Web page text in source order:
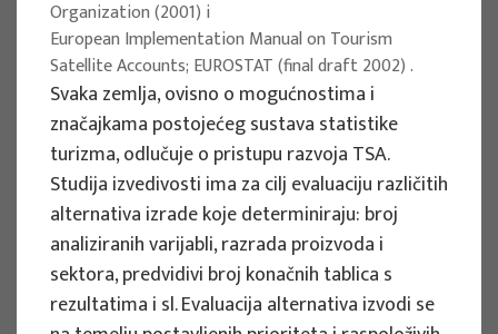
EU PROJECTS
REWARD - Retaining and attracting
knowledge workers and skills for
regional development
Project manager
Renata Tomljenović
Implementation period : 2024. - 2027.
Organization (2001) i
European Implementation Manual on Tourism
Satellite Accounts; EUROSTAT (final draft 2002) .
Svaka zemlja, ovisno o mogućnostima i
značajkama postojećeg sustava statistike
turizma, odlučuje o pristupu razvoja TSA.
Studija izvedivosti ima za cilj evaluaciju različitih
alternativa izrade koje determiniraju: broj
analiziranih varijabli, razrada proizvoda i
sektora, predvidivi broj konačnih tablica s
rezultatima i sl. Evaluacija alternativa izvodi se